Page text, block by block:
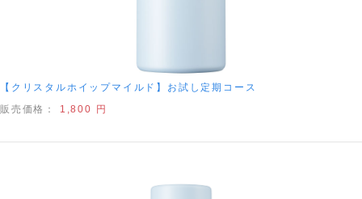
【クリスタルホイップマイルド】お試し定期コース
販売価格： 1,800 円